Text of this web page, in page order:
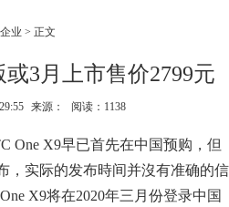
企业 > 正文
3月上市售价2799元
来源： 阅读：1138
One X9早已首先在中国预购，但
，实际的发布時间并沒有准确的信
X9将在2020年三月份登录中国